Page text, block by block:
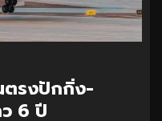
ตรงปักกิ่ง-
6 ปี